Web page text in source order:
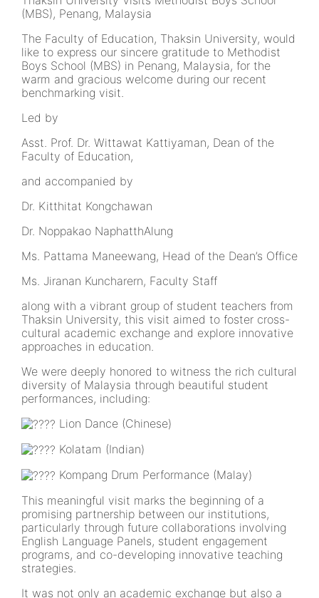
(MBS), Penang, Malaysia
The Faculty of Education, Thaksin University, would
like to express our sincere gratitude to Methodist
Boys School (MBS) in Penang, Malaysia, for the
warm and gracious welcome during our recent
benchmarking visit.
Led by
Asst. Prof. Dr. Wittawat Kattiyaman, Dean of the
Faculty of Education,
and accompanied by
Dr. Kitthitat Kongchawan
Dr. Noppakao NaphatthAlung
Ms. Pattama Maneewang, Head of the Dean’s Office
Ms. Jiranan Kuncharern, Faculty Staff
along with a vibrant group of student teachers from
Thaksin University, this visit aimed to foster cross-
cultural academic exchange and explore innovative
approaches in education.
We were deeply honored to witness the rich cultural
diversity of Malaysia through beautiful student
performances, including:
Lion Dance (Chinese)
Kolatam (Indian)
Kompang Drum Performance (Malay)
This meaningful visit marks the beginning of a
promising partnership between our institutions,
particularly through future collaborations involving
English Language Panels, student engagement
programs, and co-developing innovative teaching
strategies.
It was not only an academic exchange but also a